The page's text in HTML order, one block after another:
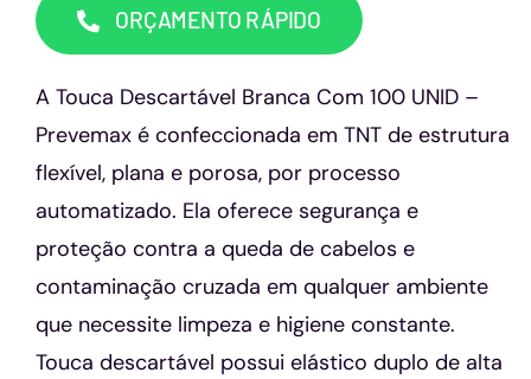
ORÇAMENTO RÁPIDO
A Touca Descartável Branca Com 100 UNID –
Prevemax é confeccionada em TNT de estrutura
flexível, plana e porosa, por processo
automatizado. Ela oferece segurança e
proteção contra a queda de cabelos e
contaminação cruzada em qualquer ambiente
que necessite limpeza e higiene constante.
Touca descartável possui elástico duplo de alta